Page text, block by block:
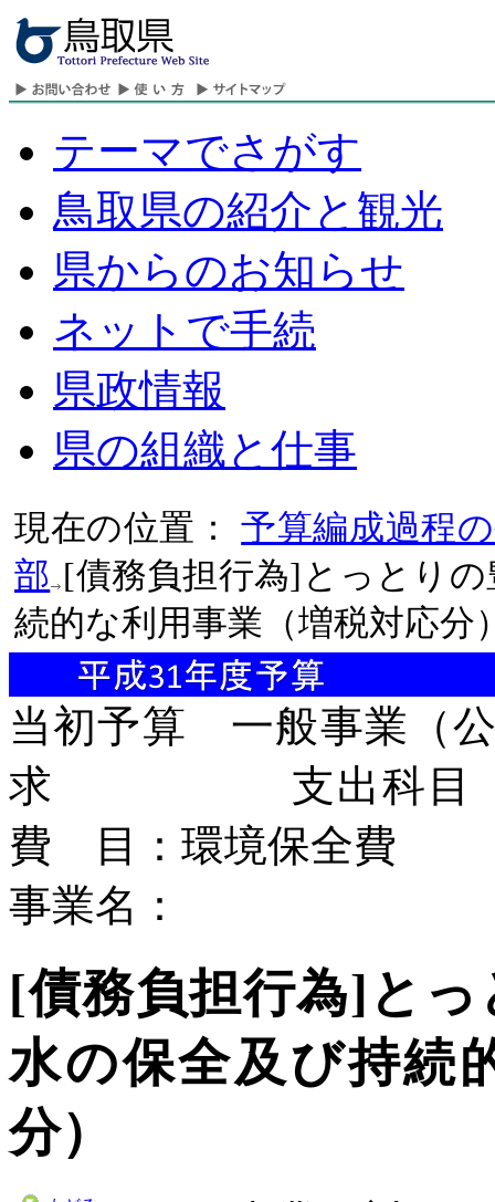
テーマでさがす
鳥取県の紹介と観光
県からのお知らせ
ネットで手続
県政情報
県の組織と仕事
現在の位置：予算編成過程
部 [債務負担行為]とっとり
続的な利用事業（増税対応分
当初予算 一般事業
求
支出科目 款
費 目：環境保全費
事業名：
[債務負担行為]と
水の保全及び持続
分）